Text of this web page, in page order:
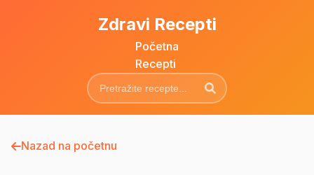
Zdravi Recepti
Početna
Recepti
Nazad na početnu